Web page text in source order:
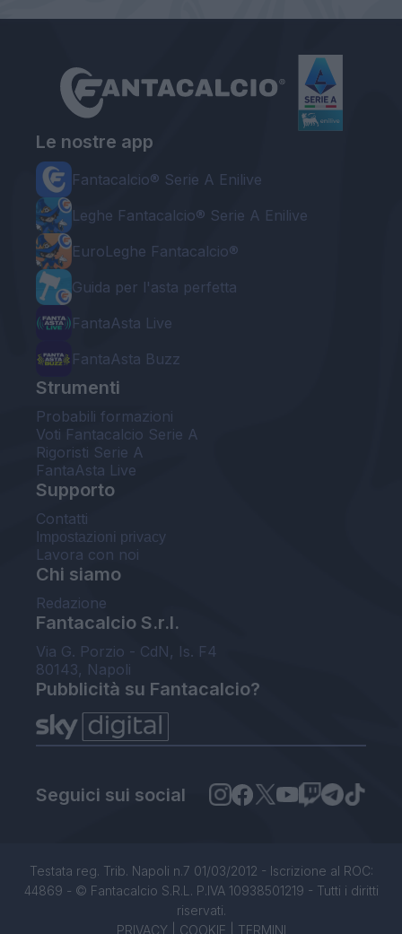
Le nostre app
Fantacalcio® Serie A Enilive
Leghe Fantacalcio® Serie A Enilive
EuroLeghe Fantacalcio®
Guida per l'asta perfetta
FantaAsta Live
FantaAsta Buzz
Strumenti
Probabili formazioni
Voti Fantacalcio Serie A
Rigoristi Serie A
FantaAsta Live
Supporto
Contatti
Impostazioni privacy
Lavora con noi
Chi siamo
Redazione
Fantacalcio S.r.l.
Via G. Porzio - CdN, Is. F4
80143, Napoli
Pubblicità su Fantacalcio?
Seguici sui social
Testata reg. Trib. Napoli n.7 01/03/2012 - Iscrizione al ROC:
44869 - © Fantacalcio S.R.L. P.IVA 10938501219 - Tutti i diritti
riservati.
PRIVACY| COOKIE TERMINI